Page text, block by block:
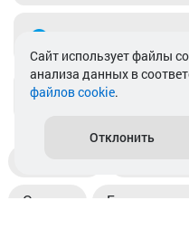
info@akkamulik.by
Пункты
Оплата
Cайт использует файлы
анализа данных в
файлов cookie.
Отклонить